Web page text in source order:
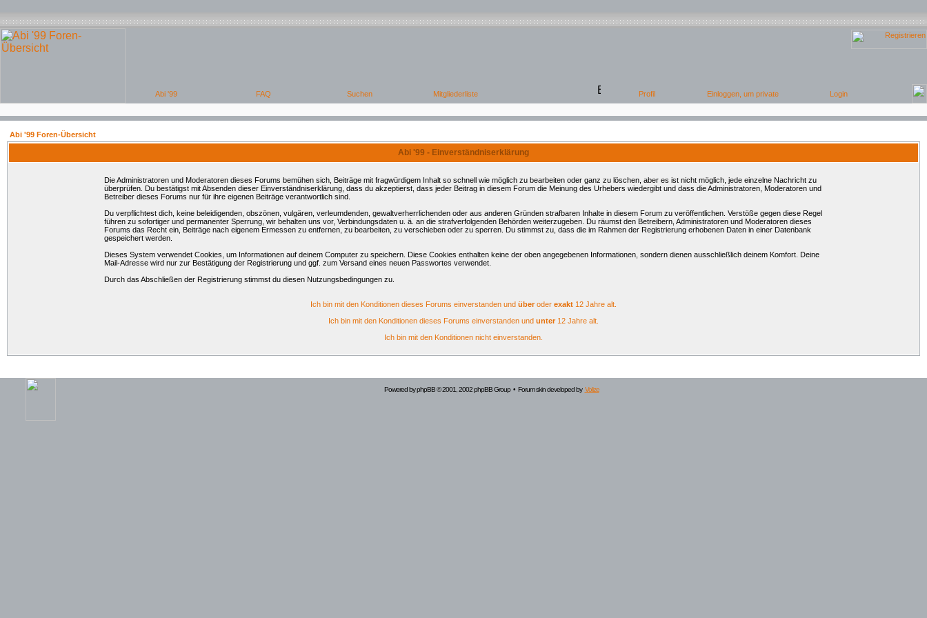
Abi '99 Foren-Übersicht
Abi '99 - Einverständniserklärung
Die Administratoren und Moderatoren dieses Forums bemühen sich, Beiträge mit fragwürdigem Inhalt so schnell wie möglich zu bearbeiten oder ganz zu löschen, aber es ist nicht möglich, jede einzelne Nachricht zu
überprüfen. Du bestätigst mit Absenden dieser Einverständniserklärung, dass du akzeptierst, dass jeder Beitrag in diesem Forum die Meinung des Urhebers wiedergibt und dass die Administratoren, Moderatoren und
Betreiber dieses Forums nur für ihre eigenen Beiträge verantwortlich sind.
Du verpflichtest dich, keine beleidigenden, obszönen, vulgären, verleumdenden, gewaltverherrlichenden oder aus anderen Gründen strafbaren Inhalte in diesem Forum zu veröffentlichen. Verstöße gegen diese Regel
führen zu sofortiger und permanenter Sperrung, wir behalten uns vor, Verbindungsdaten u. ä. an die strafverfolgenden Behörden weiterzugeben. Du räumst den Betreibern, Administratoren und Moderatoren dieses
Forums das Recht ein, Beiträge nach eigenem Ermessen zu entfernen, zu bearbeiten, zu verschieben oder zu sperren. Du stimmst zu, dass die im Rahmen der Registrierung erhobenen Daten in einer Datenbank
gespeichert werden.
Dieses System verwendet Cookies, um Informationen auf deinem Computer zu speichern. Diese Cookies enthalten keine der oben angegebenen Informationen, sondern dienen ausschließlich deinem Komfort. Deine
Mail-Adresse wird nur zur Bestätigung der Registrierung und ggf. zum Versand eines neuen Passwortes verwendet.
Durch das Abschließen der Registrierung stimmst du diesen Nutzungsbedingungen zu.
Ich bin mit den Konditionen dieses Forums einverstanden und überoder exakt 12 Jahre alt.
Ich bin mit den Konditionen dieses Forums einverstanden und unter12 Jahre alt.
Ich bin mit den Konditionen nicht einverstanden.
Powered byphpBB© 2001, 2002 phpBB Group • Forum skin developed by Volize